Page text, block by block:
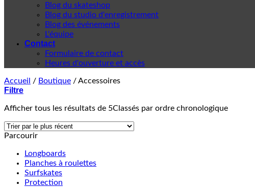
Blog du skateshop
Blog du studio d'enregistrement
Blog des événements
L'équipe
Contact
Formulaire de contact
Heures d'ouverture et accès
Accueil / Boutique /Accessoires
Filtre
Afficher tous les résultats de 5Classés par ordre chronologique
Parcourir
Longboards
Planches à roulettes
Surfskates
Protection